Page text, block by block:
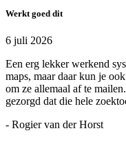
Werkt goed dit
6 juli 2026
Een erg lekker werkend
maps, maar daar kun je
om ze allemaal af te
gezorgd dat die hele
- Rogier van der Horst